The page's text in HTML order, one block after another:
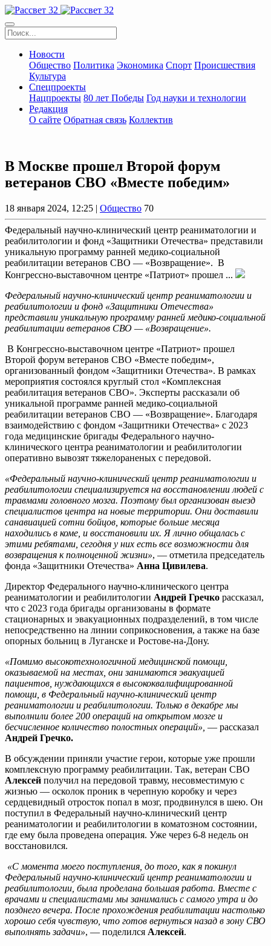
Новости
Общество Политика Экономика Спорт Происшествия
Культура
Спецпроекты
Нацпроекты 80 лет Победы Год науки и технологии
Редакция
О сайте Обратная связь Коллектив
В Москве прошел Второй форум
ветеранов СВО «Вместе победим»
18 января 2024, 12:25 | Общество 70
Федеральный научно-клинический центр реаниматологии и
реабилитологии и фонд «Защитники Отечества» представили
уникальную программу ранней медико-социальной
реабилитации ветеранов СВО — «Возвращение». В
Конгрессно-выставочном центре «Патриот» прошел ...
Федеральный научно-клинический центр реаниматологии и
реабилитологии и фонд «Защитники Отечества»
представили уникальную программу ранней медико-социальной
реабилитации ветеранов СВО — «Возвращение».
В Конгрессно-выставочном центре «Патриот» прошел
Второй форум ветеранов СВО «Вместе победим»,
организованный фондом «Защитники Отечества». В рамках
мероприятия состоялся круглый стол «Комплексная
реабилитация ветеранов СВО». Эксперты рассказали об
уникальной программе ранней медико-социальной
реабилитации ветеранов СВО — «Возвращение». Благодаря
взаимодействию с фондом «Защитники Отечества» с 2023
года медицинские бригады Федерального научно-
клинического центра реаниматологии и реабилитологии
оперативно вывозят тяжелораненых с передовой.
«Федеральный научно-клинический центр реаниматологии и
реабилитологии специализируется на восстановлении людей с
травмами головного мозга. Поэтому был организован выезд
специалистов центра на новые территории. Они доставили
санавиацией сотни бойцов, которые больше месяца
находились в коме, и восстановили их. Я лично общалась с
этими ребятами, сегодня у них есть все возможности для
возвращения к полноценной жизни», — отметила председатель
фонда «Защитники Отечества» Анна Цивилева.
Директор Федерального научно-клинического центра
реаниматологии и реабилитологии Андрей Гречко рассказал,
что с 2023 года бригады организованы в формате
стационарных и эвакуационных подразделений, в том числе
непосредственно на линии соприкосновения, а также на базе
опорных больниц в Луганске и Ростове-на-Дону.
«Помимо высокотехнологичной медицинской помощи,
оказываемой на местах, они занимаются эвакуацией
пациентов, нуждающихся в высококвалифицированной
помощи, в Федеральный научно-клинический центр
реаниматологии и реабилитологии. Только в декабре мы
выполнили более 200 операций на открытом мозге и
бесчисленное количество полостных операций», — рассказал
Андрей Гречко.
В обсуждении приняли участие герои, которые уже прошли
комплексную программу реабилитации. Так, ветеран СВО
Алексей получил на передовой травму, несовместимую с
жизнью — осколок проник в черепную коробку и через
сердцевидный отросток попал в мозг, продвинулся в шею. Он
поступил в Федеральный научно-клинический центр
реаниматологии и реабилитологии в коматозном состоянии,
где ему была проведена операция. Уже через 6-8 недель он
восстановился.
«С момента моего поступления, до того, как я покинул
Федеральный научно-клинический центр реаниматологии и
реабилитологии, была проделана большая работа. Вместе с
врачами и специалистами мы занимались с самого утра и до
позднего вечера. После прохождения реабилитации настолько
хорошо себя чувствую, что готов вернуться назад в зону СВО
выполнять задачи», — поделился Алексей.